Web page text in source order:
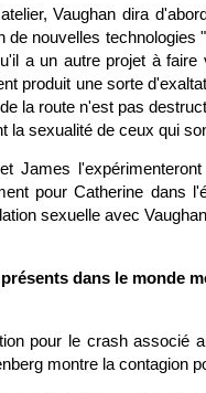
Vaughan dira
de nouvelles
a un autre projet à
produit une sorte
la route n'est pas
la sexualité de ceux qui
James
pour Catherine dans
sexuelle avec
dans le monde
pour le crash associé
montre la contagion